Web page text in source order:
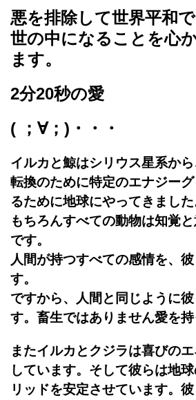
悪を排除して世界平和
世の中になることを心
ます。
2分20秒の愛
( ；∀；)・・・
イルカと鯨はシリウス星系か
転換のために特定のエナジー
るために地球にやってきました
もちろんすべての動物は知覚
です。
人間が持つすべての感情を、
す。
ですから、人間と同じように
す。畜生ではありません愛を持
またイルカとクジラは喜びの
しています。そして彼らは地
リッドを安定させています。